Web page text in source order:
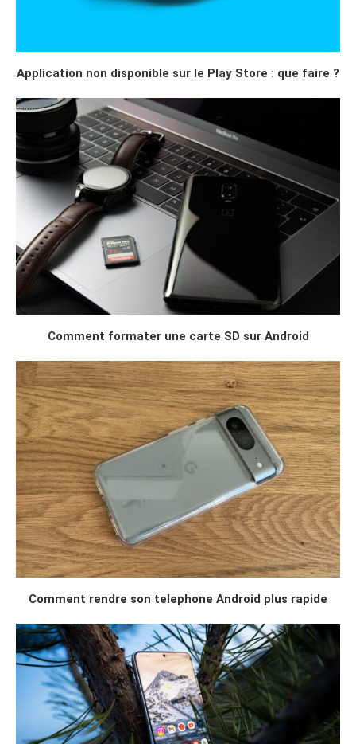
Application non disponible sur le Play Store : que faire ?
Comment formater une carte SD sur Android
Comment rendre son telephone Android plus rapide